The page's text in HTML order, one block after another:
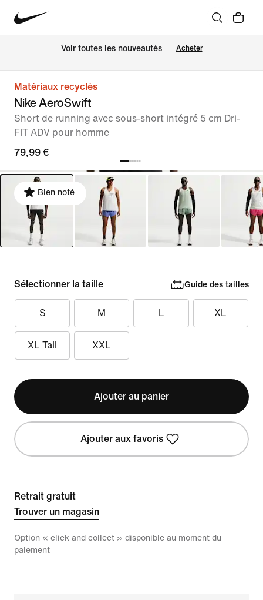
Voir toutes les nouveautés Acheter
Matériaux recyclés
Nike AeroSwift
Short de running avec sous-short intégré 5 cm Dri-
FIT ADV pour homme
79,99 €
Bien noté
Sélectionner la taille Guide des tailles
S M L XL
XL Tall XXL
Ajouter au panier
Ajouter aux favoris
Retrait gratuit
Trouver un magasin
Option « click and collect » disponible au moment du
paiement